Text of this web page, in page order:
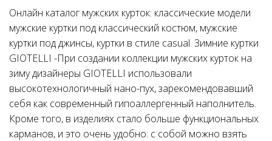
Онлайн каталог мужских курток: классические модели
мужские куртки под классический костюм, мужские
куртки под джинсы, куртки в стиле casual. Зимние куртки
GIOTELLI -При создании коллекции мужских курток на
зиму дизайнеры GIOTELLI использовали
высокотехнологичный нано-пух, зарекомендовавший
себя как современный гипоаллергенный наполнитель.
Кроме того, в изделиях стало больше функциональных
карманов, и это очень удобно: с собой можно взять